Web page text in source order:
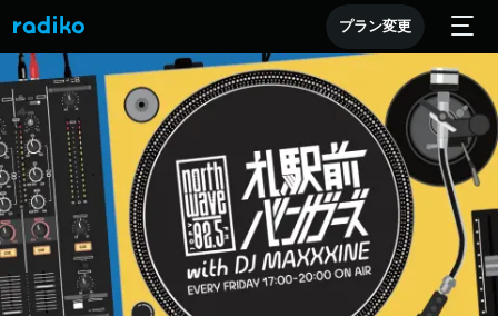
プラン変更